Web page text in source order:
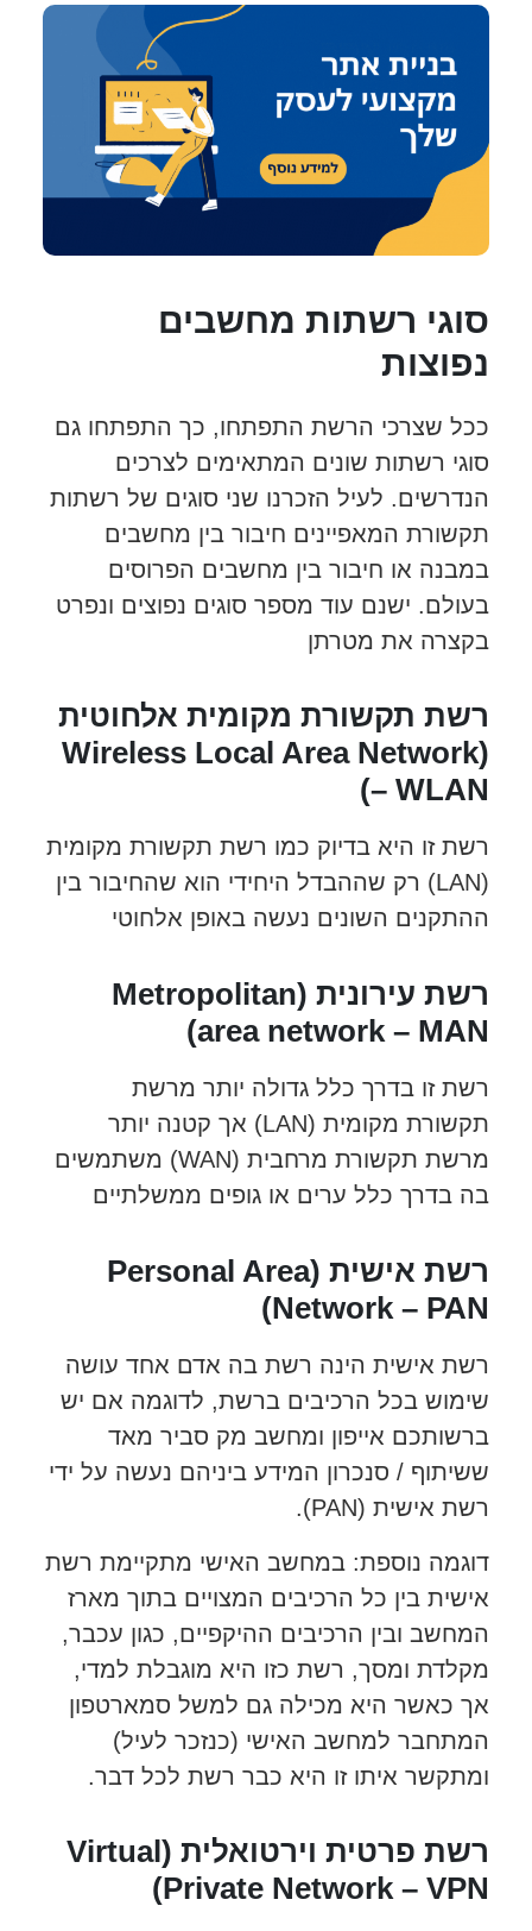
סוגי רשתות מחשבים
נפוצות
ככל שצרכי הרשת התפתחו, כך התפתחו גם
סוגי רשתות שונים המתאימים לצרכים
הנדרשים. לעיל הזכרנו שני סוגים של רשתות
תקשורת המאפיינים חיבור בין מחשבים
במבנה או חיבור בין מחשבים הפרוסים
בעולם. ישנם עוד מספר סוגים נפוצים ונפרט
בקצרה את מטרתן
רשת תקשורת מקומית אלחוטית
(Wireless Local Area Network
– WLAN)
רשת זו היא בדיוק כמו רשת תקשורת מקומית
(LAN) רק שההבדל היחידי הוא שהחיבור בין
ההתקנים השונים נעשה באופן אלחוטי
רשת עירונית (Metropolitan
area network – MAN)
רשת זו בדרך כלל גדולה יותר מרשת
תקשורת מקומית (LAN) אך קטנה יותר
מרשת תקשורת מרחבית (WAN) משתמשים
בה בדרך כלל ערים או גופים ממשלתיים
רשת אישית (Personal Area
Network – PAN)
רשת אישית הינה רשת בה אדם אחד עושה
שימוש בכל הרכיבים ברשת, לדוגמה אם יש
ברשותכם אייפון ומחשב מק סביר מאד
ששיתוף / סנכרון המידע ביניהם נעשה על ידי
רשת אישית (PAN).
דוגמה נוספת: במחשב האישי מתקיימת רשת
אישית בין כל הרכיבים המצויים בתוך מארז
המחשב ובין הרכיבים ההיקפיים, כגון עכבר,
מקלדת ומסך, רשת כזו היא מוגבלת למדי,
אך כאשר היא מכילה גם למשל סמארטפון
המתחבר למחשב האישי (כנזכר לעיל)
ומתקשר איתו זו היא כבר רשת לכל דבר.
רשת פרטית וירטואלית (Virtual
Private Network – VPN)